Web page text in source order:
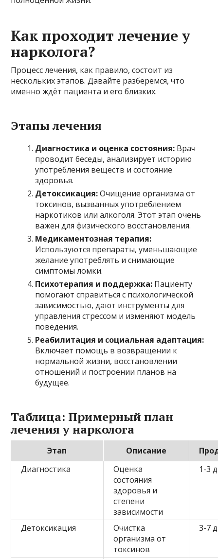
Как проходит лечение у
нарколога?
Процесс лечения, как правило, состоит из
нескольких этапов. Давайте разберёмся, что
именно ждёт пациента и его близких.
Этапы лечения
Диагностика и оценка состояния: Врач
проводит беседы, анализирует историю
употребления веществ и состояние
здоровья.
Детоксикация:Очищение организма от
токсинов, вызванных употреблением
наркотиков или алкоголя. Этот этап очень
важен для физического восстановления.
Медикаментозная терапия:
Используются препараты, уменьшающие
желание употреблять и снимающие
симптомы ломки.
Психотерапия и поддержка: Пациенту
помогают справиться с психологической
зависимостью, дают инструменты для
управления стрессом и изменяют модель
поведения.
Реабилитация и социальная адаптация:
Включает помощь в возвращении к
нормальной жизни, восстановлении
отношений и построении планов на
будущее.
Таблица: Примерный план
лечения у нарколога
Этап Описание
Диагностика
Оценка
состояния
здоровья и
степени
зависимости
1-3
Детоксикация
Очистка
организма от
токсинов
3-7